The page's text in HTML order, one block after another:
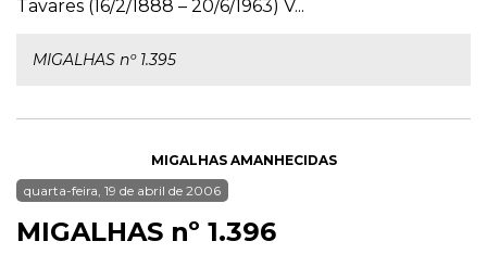
Tavares (16/2/1888 – 20/6/1963) V...
MIGALHAS nº 1.395
MIGALHAS AMANHECIDAS
quarta-feira, 19 de abril de 2006
MIGALHAS nº 1.396